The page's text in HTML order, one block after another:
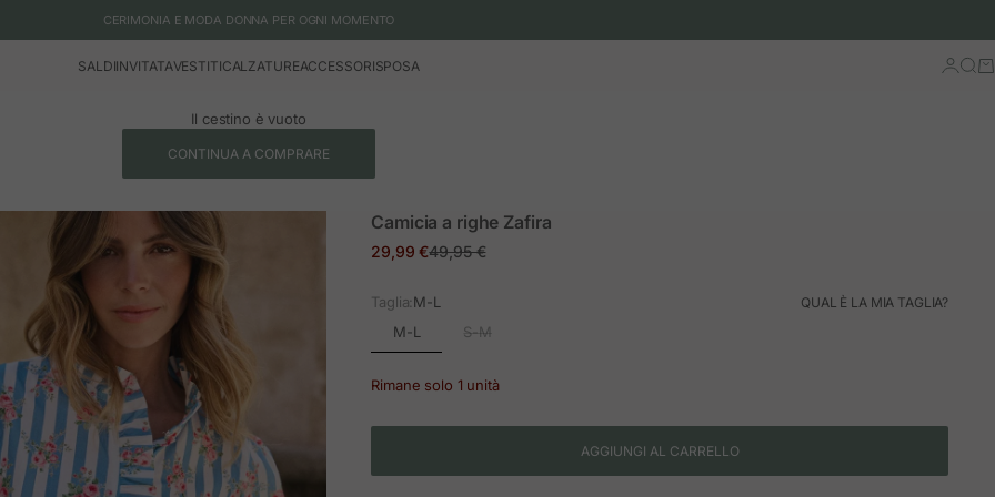
CERIMONIA E MODA DONNA PER OGNI MOMENTO
SALDIINVITATAVESTITICALZATUREACCESSORISPOSA Accedi
Il cestino è vuoto
CONTINUA A COMPRARE
Camicia a righe Zafira
Prezzo in offerta
29,99 €Prezzo normale
49,95 €
Taglia:M-L QUAL È LA MIA TAGLIA?
M-L S-M
Rimane solo 1 unità
AGGIUNGI AL CARRELLO